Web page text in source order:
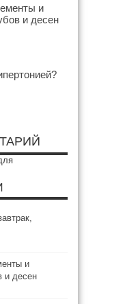
и
и десен
и
и десен